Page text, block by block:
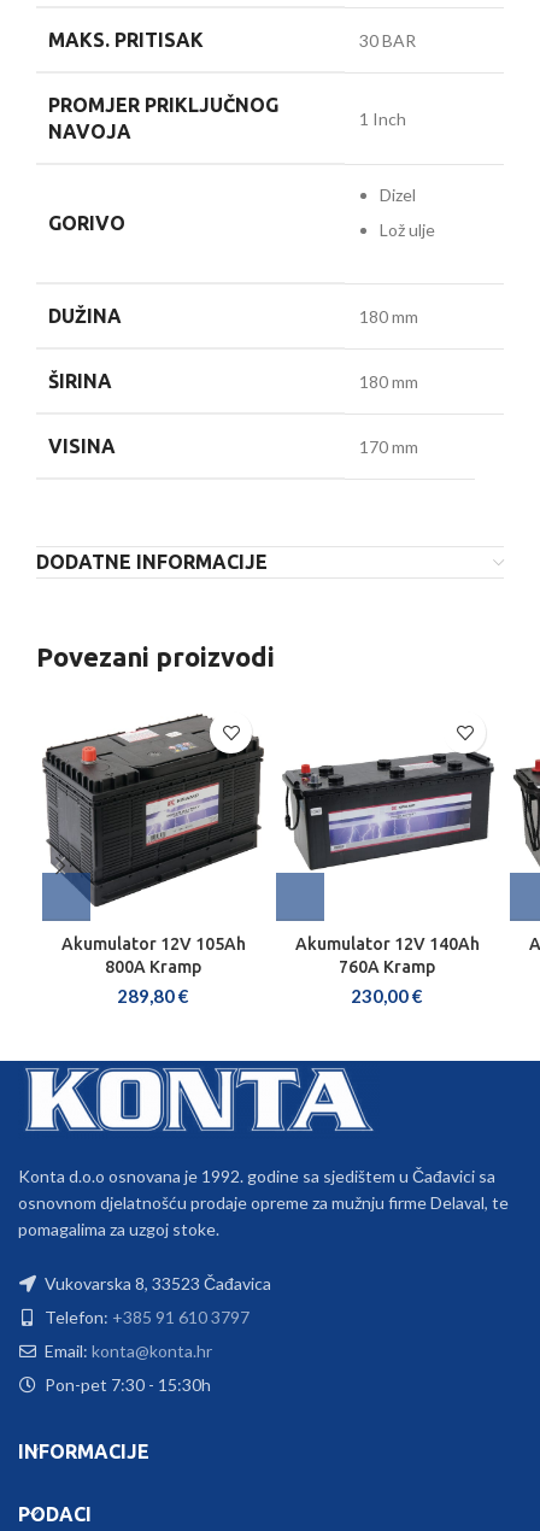
MAKS. PRITISAK 30 BAR
PROMJER PRIKLJUČNOG
NAVOJA
1 Inch
GORIVO
Dizel
Lož ulje
DUŽINA 180 mm
ŠIRINA 180 mm
VISINA 170 mm
DODATNE INFORMACIJE
Povezani proizvodi
Akumulator 12V 105Ah
800A Kramp
289,80€
Akumulator 12V 140Ah
760A Kramp
230,00€
Konta d.o.o osnovana je 1992. godine sa sjedištem u Čađavici sa
osnovnom djelatnošću prodaje opreme za mužnju firme Delaval, te
pomagalima za uzgoj stoke.
Vukovarska 8, 33523 Čađavica
Telefon: +385 91 610 3797
Email: konta@konta.hr
Pon-pet 7:30 - 15:30h
INFORMACIJE
PODACI